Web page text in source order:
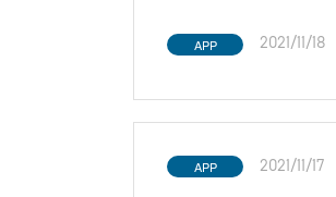
APP 2021/11/18
APP 2021/11/17